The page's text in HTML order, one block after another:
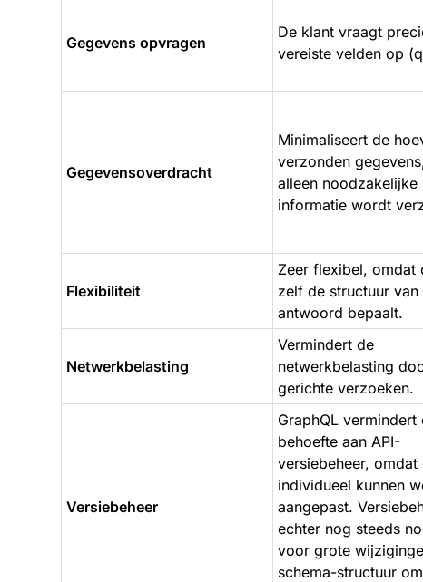
Gegevens opvragen
De klant vraagt
vereiste velden op
Gegevensoverdracht
Minimaliseert de
verzonden
alleen noodzakelijke
informatie wordt
Flexibiliteit
Zeer flexibel, omdat
zelf de structuur van
antwoord bepaalt.
Netwerkbelasting
Vermindert de
netwerkbelasting
gerichte verzoeken.
Versiebeheer
GraphQL vermindert
behoefte aan API-
versiebeheer,
individueel kunnen
aangepast.
echter nog steeds
voor grote
schema-structuur om